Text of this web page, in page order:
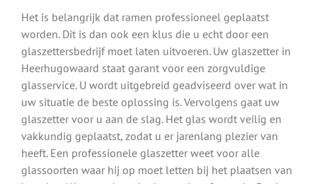
Het is belangrijk dat ramen professioneel geplaatst
worden. Dit is dan ook een klus die u echt door een
glaszettersbedrijf moet laten uitvoeren. Uw glaszetter in
Heerhugowaard staat garant voor een zorgvuldige
glasservice. U wordt uitgebreid geadviseerd over wat in
uw situatie de beste oplossing is. Vervolgens gaat uw
glaszetter voor u aan de slag. Het glas wordt veilig en
vakkundig geplaatst, zodat u er jarenlang plezier van
heeft. Een professionele glaszetter weet voor alle
glassoorten waar hij op moet letten bij het plaatsen van